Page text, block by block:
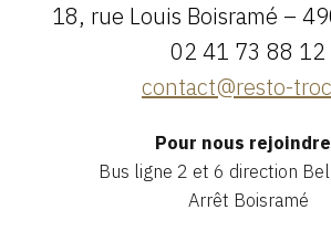
18, rue Louis Boisramé –
02 41 73 88 12
contact@resto-
Pour nous
Bus ligne 2 et 6 direction
Arrêt Boisramé